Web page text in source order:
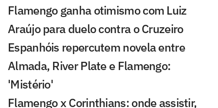
Flamengo ganha otimismo com Luiz
Araújo para duelo contra o Cruzeiro
Espanhóis repercutem novela entre
Almada, River Plate e Flamengo:
'Mistério'
Flamengo x Corinthians: onde assistir,